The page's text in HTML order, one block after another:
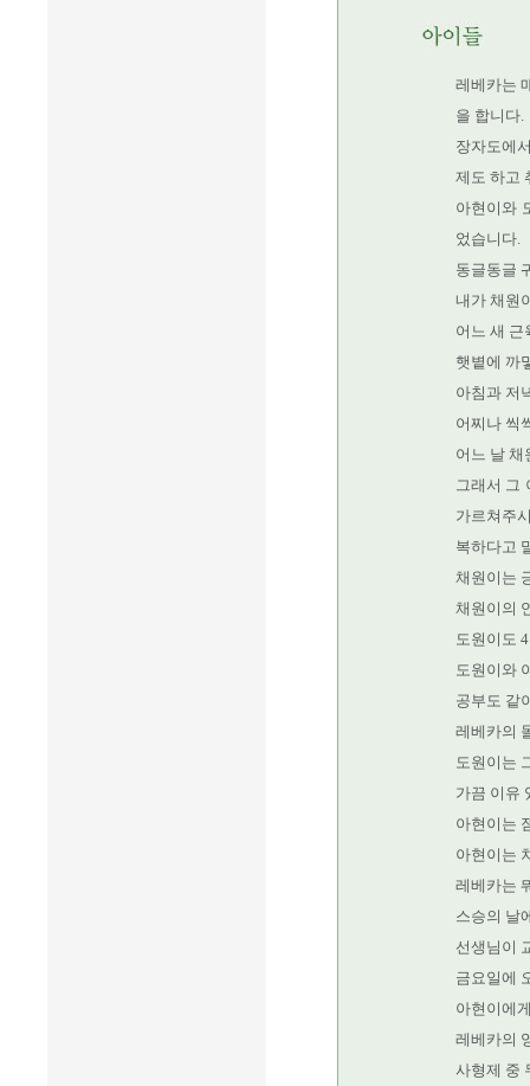
레베카는
을 합니다.
장자도에
제도 하고
아현이와
었습니다.
동글동글
내가 채원
어느 새 근
햇볕에 까
아침과 저
어찌나 씩
어느 날 채
그래서 그
가르쳐주
복하다고
채원이는
채원이의
도원이도
도원이와
공부도 같
레베카의
도원이는
가끔 이유
아현이는
아현이는
레베카는
스승의 날
선생님이
금요일에
아현이에
레베카의
사형제 중